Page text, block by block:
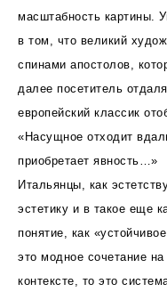
масштабность картины.
в том, что великий
спинами апостолов,
далее посетитель
европейский классик
«Насущное отходит
приобретает явность…»
Итальянцы, как
эстетику и в такое еще
понятие, как
это модное сочетание
контексте, то это